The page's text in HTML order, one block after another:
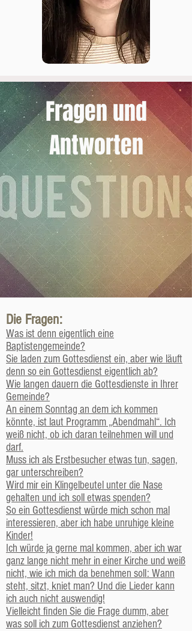
Fragen und
Antworten
Die Fragen:
Was ist denn eigentlich eine
Baptistengemeinde?
Sie laden zum Gottesdienst ein, aber wie läuft
denn so ein Gottesdienst eigentlich ab?
Wie langen dauern die Gottesdienste in Ihrer
Gemeinde?
An einem Sonntag an dem ich kommen
könnte, ist laut Programm „Abendmahl“. Ich
weiß nicht, ob ich daran teilnehmen will und
darf.
Muss ich als Erstbesucher etwas tun, sagen,
gar unterschreiben?
Wird mir ein Klingelbeutel unter die Nase
gehalten und ich soll etwas spenden?
So ein Gottesdienst würde mich schon mal
interessieren, aber ich habe unruhige kleine
Kinder!
Ich würde ja gerne mal kommen, aber ich war
ganz lange nicht mehr in einer Kirche und weiß
nicht, wie ich mich da benehmen soll: Wann
steht, sitzt, kniet man? Und die Lieder kann
ich auch nicht auswendig!
Vielleicht finden Sie die Frage dumm, aber
was soll ich zum Gottesdienst anziehen?